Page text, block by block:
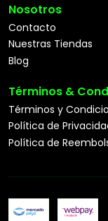
Nosotros
Contacto
Nuestras Tiendas
Blog
Términos &
Términos y
Política de
Política de